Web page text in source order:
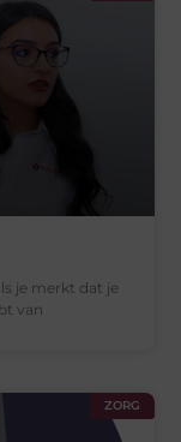
je merkt dat je
van
ZORG